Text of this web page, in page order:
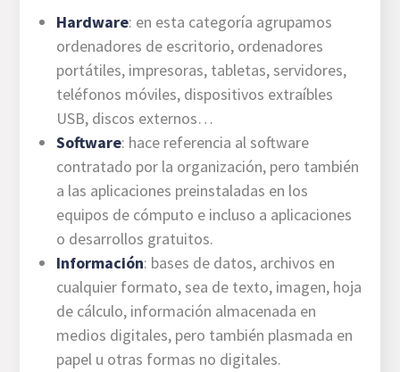
Hardware: en esta categoría agrupamos
ordenadores de escritorio, ordenadores
portátiles, impresoras, tabletas, servidores,
teléfonos móviles, dispositivos extraíbles
USB, discos externos…
Software: hace referencia al software
contratado por la organización, pero también
a las aplicaciones preinstaladas en los
equipos de cómputo e incluso a aplicaciones
o desarrollos gratuitos.
Información: bases de datos, archivos en
cualquier formato, sea de texto, imagen, hoja
de cálculo, información almacenada en
medios digitales, pero también plasmada en
papel u otras formas no digitales.